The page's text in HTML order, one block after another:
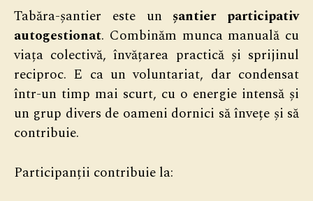
Tabăra-șantier este un șantier participativ
autogestionat. Combinăm munca manuală cu
viața colectivă, învățarea practică și sprijinul
reciproc. E ca un voluntariat, dar condensat
într-un timp mai scurt, cu o energie intensă și
un grup divers de oameni dornici să învețe și să
contribuie.
Participanții contribuie la: